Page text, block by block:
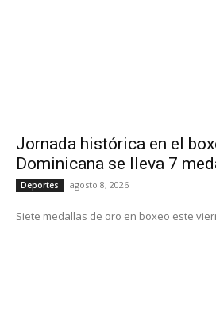
Jornada histórica en el
Dominicana se lleva 7
Deportes agosto 8, 2026
Siete medallas de oro en boxeo este